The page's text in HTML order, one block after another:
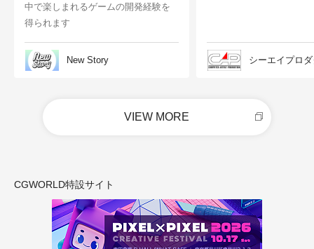
中で楽しまれるゲームの開発経験を
得られます
New Story シーエイプロ
VIEW MORE
CGWORLD特設サイト